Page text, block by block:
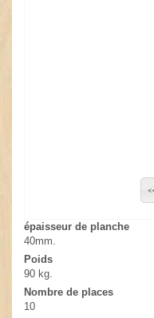
épaisseur de planche
40mm.
Poids
90 kg.
Nombre de places
10